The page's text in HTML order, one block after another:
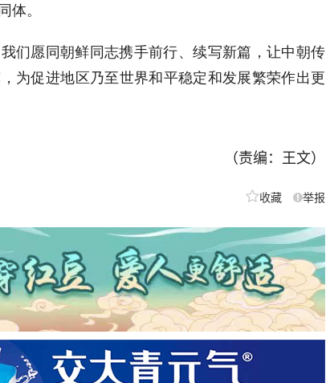
。
愿同朝鲜同志携手前行、续写新篇，让中朝传
为促进地区乃至世界和平稳定和发展繁荣作出更
（责编：王文）
收藏 举报